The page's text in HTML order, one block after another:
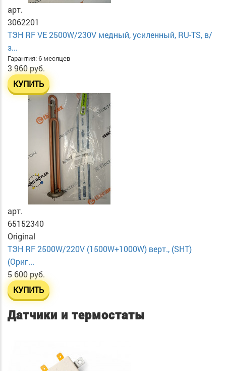
арт.
3062201
ТЭН RF VE 2500W/230V медный, усиленный, RU-TS, в/
з...
Гарантия: 6 месяцев
3 960 руб.
КУПИТЬ
арт.
65152340
Original
ТЭН RF 2500W/220V (1500W+1000W) верт., (SHT)
(Ориг...
5 600 руб.
КУПИТЬ
Датчики и термостаты